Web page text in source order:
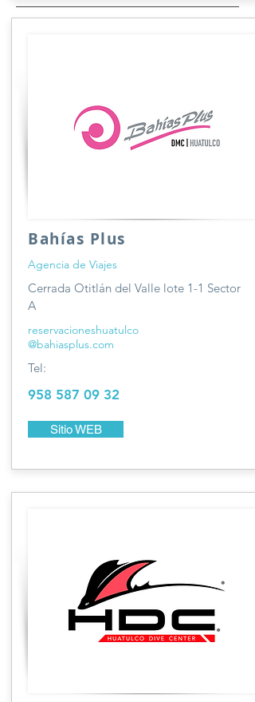
Bahías Plus
Agencia de Viajes
Cerrada Otitlán del Valle lote 1-1 Sector
A
reservacioneshuatulco
@bahiasplus.com
Tel:
958 587 09 32
Sitio WEB